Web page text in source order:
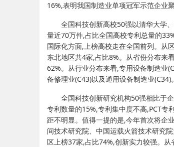
16%,表明我国制造业单项冠军示范企业
全国科技创新高校50强以清华大学
量近70万件,占比全国高校专利总量的
国际化方面,上榜高校走在全国前列。从
东北地区共4家,占比8%。从省份分布来
62%。从行业分布来看,专用设备制造业
备修理业(C43)以及通用设备制造业(C34)。
全国科技创新研究机构50强相比于
专利数量的15%,专利集中度不高,PCT专
距不明显。值得一提的是,今年首次将企
间技术研究院、中国运载火箭技术研究
区上榜37家,占比74%,创新实力较强。从